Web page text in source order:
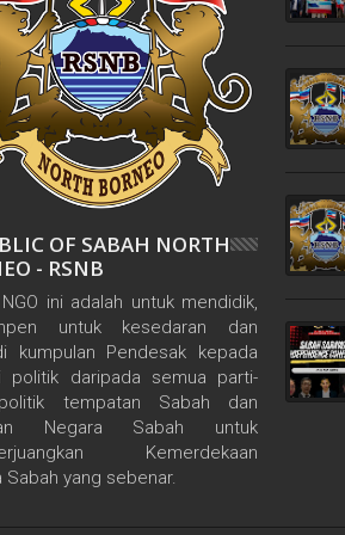
OF SABAH NORTH
- RSNB
ini adalah untuk mendidik,
untuk kesedaran dan
kumpulan Pendesak kepada
politik daripada semua parti-
tempatan Sabah dan
Negara Sabah untuk
Kemerdekaan
Sabah yang sebenar.